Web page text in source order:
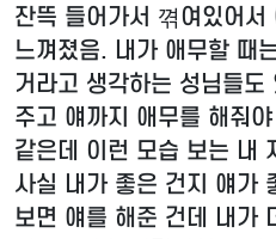
잔뜩 들어가서 껶여있어서
느껴졌음. 내가 애무할 때
거라고 생각하는 성님들도
주고 얘까지 애무를 해줘
같은데 이런 모습 보는 내
사실 내가 좋은 건지 얘가
보면 얘를 해준 건데 내가